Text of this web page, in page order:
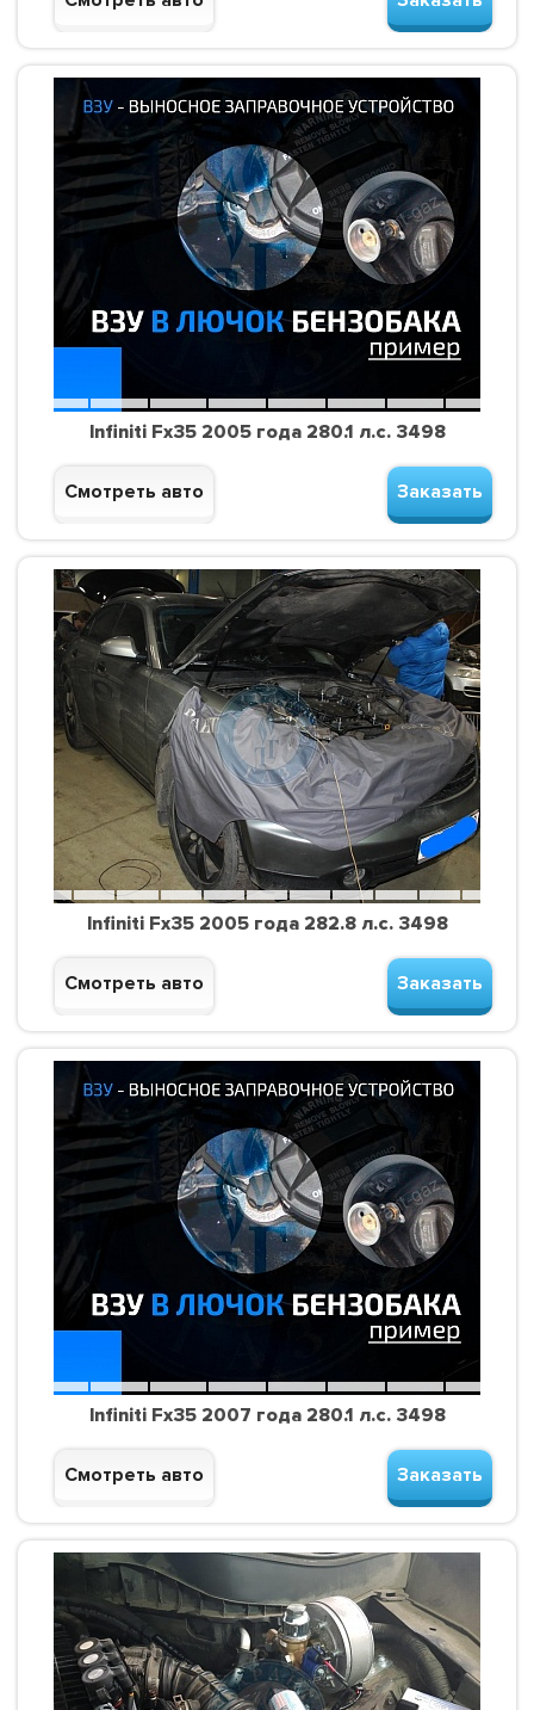
Infiniti Fx35 2005 года 280.1 л.с. 3498
Смотреть авто Заказать
Infiniti Fx35 2005 года 282.8 л.с. 3498
Смотреть авто Заказать
Infiniti Fx35 2007 года 280.1 л.с. 3498
Смотреть авто Заказать